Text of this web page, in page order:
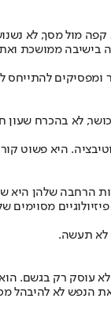
מול מסך, לא
ממושכת
להתייחס
לא בהכרח שעון
היא פשוט
הרחבה שלהן
לא תעשה.
עוסק רק בגשם.
לא להיבהל